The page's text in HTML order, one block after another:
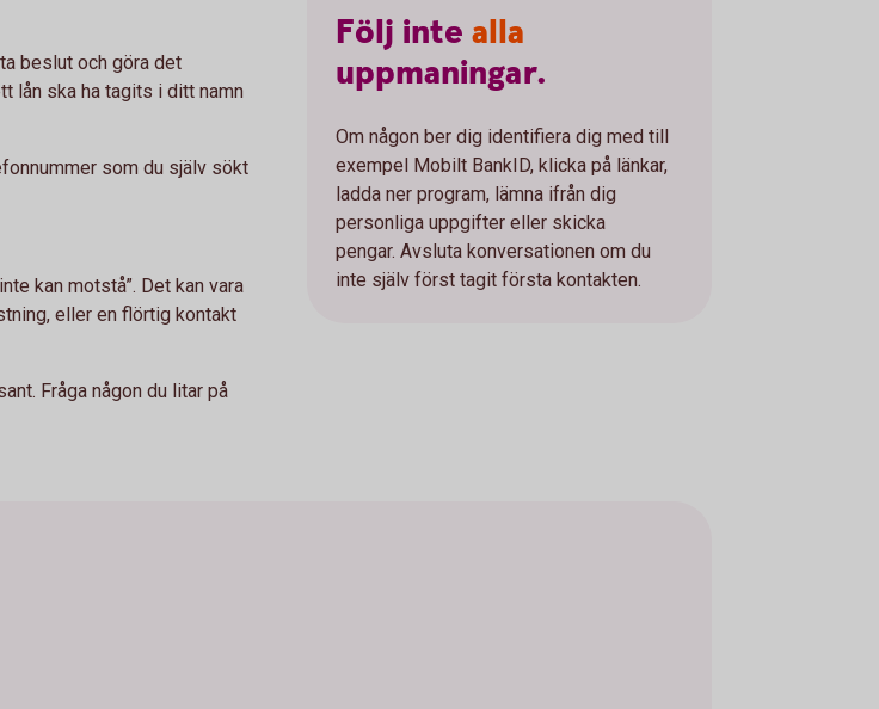
beslut och göra det
lån ska ha tagits i ditt namn
som du själv sökt
kan motstå”. Det kan vara
eller en flörtig kontakt
Fråga någon du litar på
Följ inte alla
uppmaningar.
Om någon ber dig identifiera dig med till
exempel Mobilt BankID, klicka på länkar,
ladda ner program, lämna ifrån dig
personliga uppgifter eller skicka
pengar. Avsluta konversationen om du
inte själv först tagit första kontakten.